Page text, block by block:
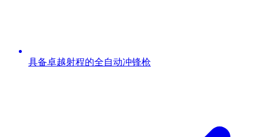
具备卓越射程的全自动冲锋枪